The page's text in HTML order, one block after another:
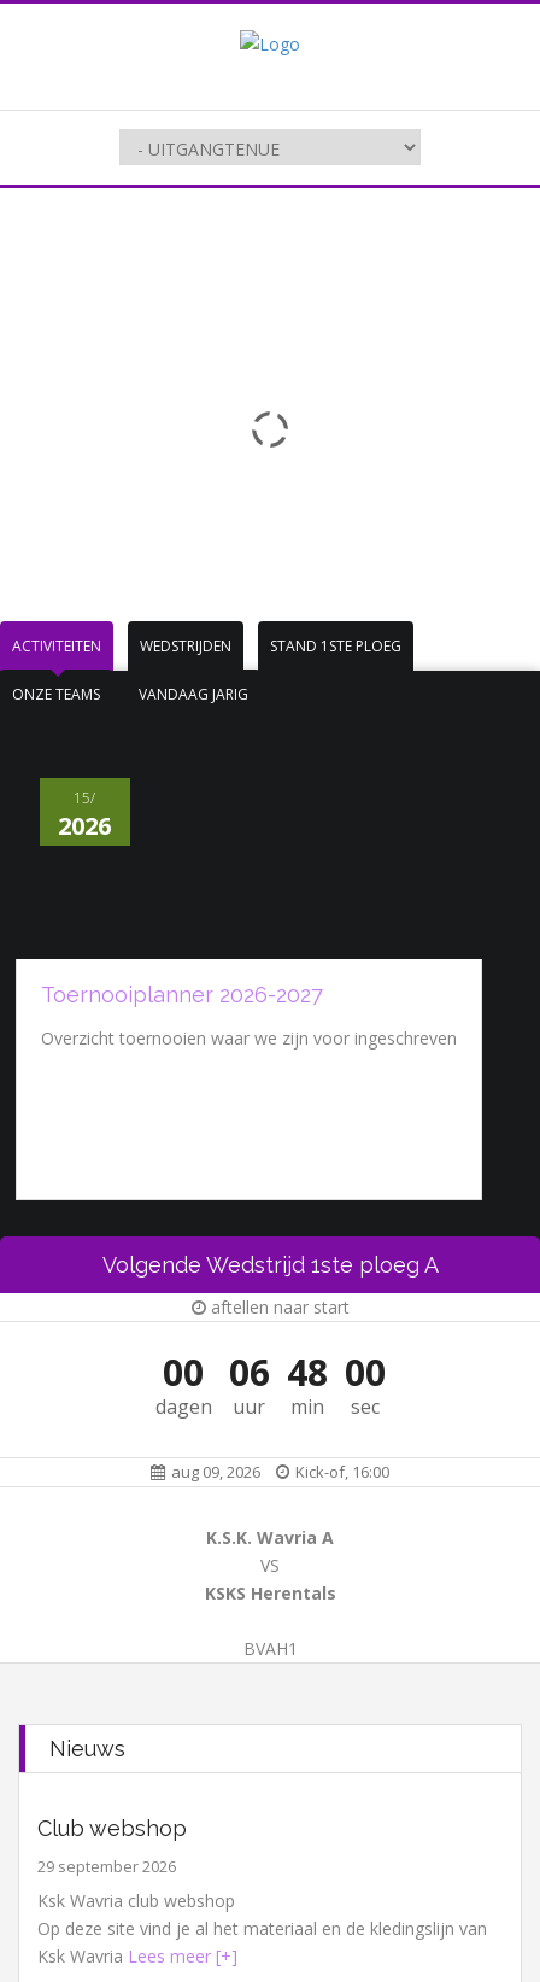
ACTIVITEITEN WEDSTRIJDEN STAND 1STE PLOEG
ONZE TEAMS VANDAAG JARIG
15/
2026
Toernooiplanner 2026-2027
Overzicht toernooien waar we zijn voor ingeschreven
Volgende Wedstrijd 1ste ploeg A
aftellen naar start
00
dagen
06
uur
48
min
00
sec
aug 09, 2026 Kick-of, 16:00
K.S.K. Wavria A
VS
KSKS Herentals
BVAH1
Nieuws
Club webshop
29 september 2026
Ksk Wavria club webshop
Op deze site vind je al het materiaal en de kledingslijn van
Ksk Wavria Lees meer [+]